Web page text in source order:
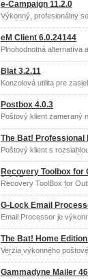
SMTP, POP3, IMAP,
Personal Folder (*.
e-Campaign 11.2.0
Výkonný, profesionálny
umožňujúci rozosielanie
personalizovaných správ
zákazníkom alebo členom
konferencií.
eM Client 6.0.24144
Plnohodnotná alternatíva
Blat 3.2.11
Konzolová utilita pre
emailových správ s
protokolu.
Postbox 4.0.3
Poštový klient zameraný
efektivitu a jednoduchosť
práce so správami
The Bat! Professional
Poštový klient s
funkcií s prehľadným
prostredím.
Recovery Toolbox for
3.4.17
Recovery ToolBox for
na obnovu dát z
súborov (.
G-Lock Email
Email Processor je
automatické spracovanie
elektronickej pošty (účty
napr.
The Bat! Home
Verzia výkonného
určená na použitie v
Gammadyne Mailer